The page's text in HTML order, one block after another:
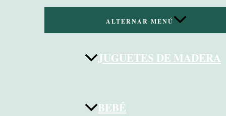
ALTERNAR MENÚ
JUGUETES DE MADERA
BEBÉ